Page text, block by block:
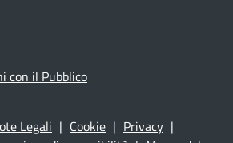
con il Pubblico
Legali | Cookie | Privacy |